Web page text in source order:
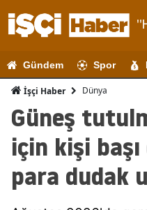
Gündem Spor
İşçi Haber Dünya
Güneş
için kişi
para dudak